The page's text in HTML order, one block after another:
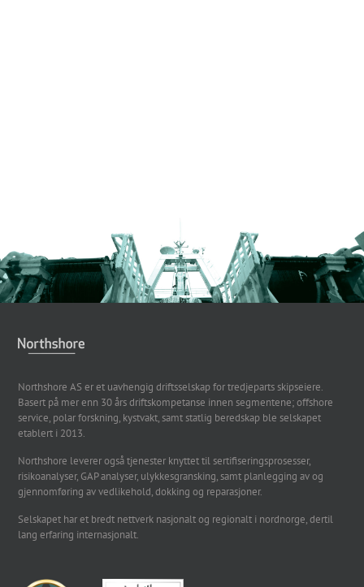
Northshore AS er et uavhengig driftsselskap for tredjeparts skipseiere.
Basert på mer enn 30 års driftskompetanse innen segmentene; offshore
service, polar forskning, kystvakt, samt statlig beredskap ble selskapet
etablert i 2013.
Northshore leverer også tjenester knyttet til sertifiseringsprosesser,
risikoanalyser, GAP analyser, ulykkesgransking, samt planlegging av og
gjennomføring av vedlikehold, dokking og reparasjoner.
Selskapet har et bredt nettverk nasjonalt og regionalt i nordnorge, dertil
lang erfaring internasjonalt.